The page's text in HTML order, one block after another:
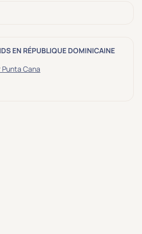
EN RÉPUBLIQUE DOMINICAINE
Cana